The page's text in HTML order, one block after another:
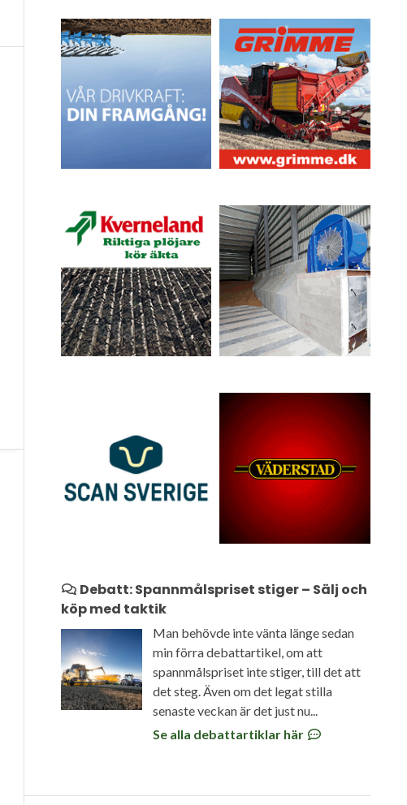
Debatt: Spannmålspriset stiger – Sälj och
köp med taktik
Man behövde inte vänta länge sedan
min förra debattartikel, om att
spannmålspriset inte stiger, till det att
det steg. Även om det legat stilla
senaste veckan är det just nu...
Se alla debattartiklar här